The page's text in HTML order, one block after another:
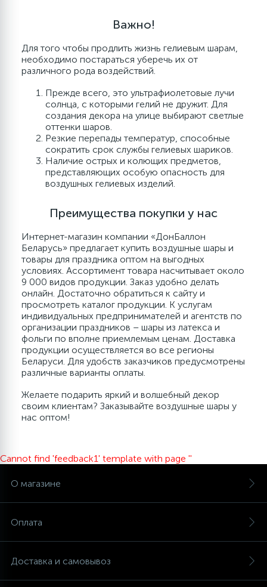
Важно!
Для того чтобы продлить жизнь гелиевым шарам,
необходимо постараться уберечь их от
различного рода воздействий.
Прежде всего, это ультрафиолетовые лучи
солнца, с которыми гелий не дружит. Для
создания декора на улице выбирают светлые
оттенки шаров.
Резкие перепады температур, способные
сократить срок службы гелиевых шариков.
Наличие острых и колющих предметов,
представляющих особую опасность для
воздушных гелиевых изделий.
Преимущества покупки у нас
Интернет-магазин компании «ДонБаллон
Беларусь» предлагает купить воздушные шары и
товары для праздника оптом на выгодных
условиях. Ассортимент товара насчитывает около
9 000 видов продукции. Заказ удобно делать
онлайн. Достаточно обратиться к сайту и
просмотреть каталог продукции. К услугам
индивидуальных предпринимателей и агентств по
организации праздников – шары из латекса и
фольги по вполне приемлемым ценам. Доставка
продукции осуществляется во все регионы
Беларуси. Для удобств заказчиков предусмотрены
различные варианты оплаты.
Желаете подарить яркий и волшебный декор
своим клиентам? Заказывайте воздушные шары у
нас оптом!
Cannot find 'feedback1' template with page ''
О магазине
Оплата
Доставка и самовывоз